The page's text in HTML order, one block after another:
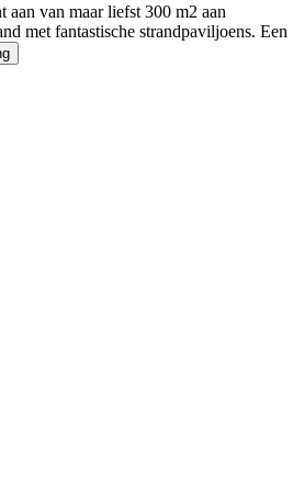
van maar liefst 300 m2 aan
met fantastische strandpaviljoens. Een